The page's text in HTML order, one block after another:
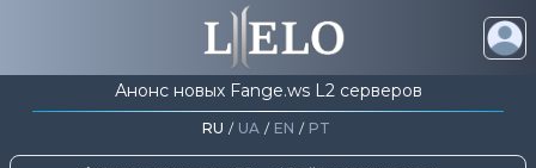
Анонс новых Fange.ws L2 серверов
RU / UA / EN / PT